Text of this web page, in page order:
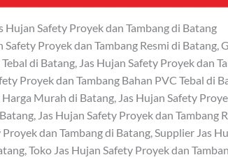
Safety Proyek dan Tambang di Batang
Proyek dan Tambang Resmi di Batang,
di Batang, Jas Hujan Safety Proyek dan
Proyek dan Tambang Bahan PVC Tebal di
Murah di Batang, Jas Hujan Safety
Jas Hujan Safety Proyek dan Tambang
Proyek dan Tambang di Batang, Supplier Jas
Toko Jas Hujan Safety Proyek dan